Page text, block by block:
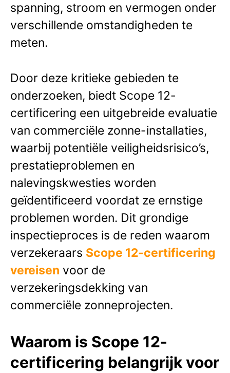
spanning, stroom en vermogen onder
verschillende omstandigheden te
meten.
Door deze kritieke gebieden te
onderzoeken, biedt Scope 12-
certificering een uitgebreide evaluatie
van commerciële zonne-installaties,
waarbij potentiële veiligheidsrisico’s,
prestatieproblemen en
nalevingskwesties worden
geïdentificeerd voordat ze ernstige
problemen worden. Dit grondige
inspectieproces is de reden waarom
verzekeraars Scope 12-certificering
vereisen voor de
verzekeringsdekking van
commerciële zonneprojecten.
Waarom is Scope 12-
certificering belangrijk voor